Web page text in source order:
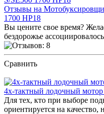
Отзывы на
1700 HP18
Вы цените свое время?
бездорожье
Сравнить
4х-тактный лодочный
Для тех, кто при выборе
ориентируется на